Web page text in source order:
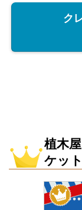
ク
植木
ケット